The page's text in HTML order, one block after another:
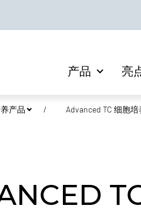
产品 亮
产品 Advanced TC 细胞培